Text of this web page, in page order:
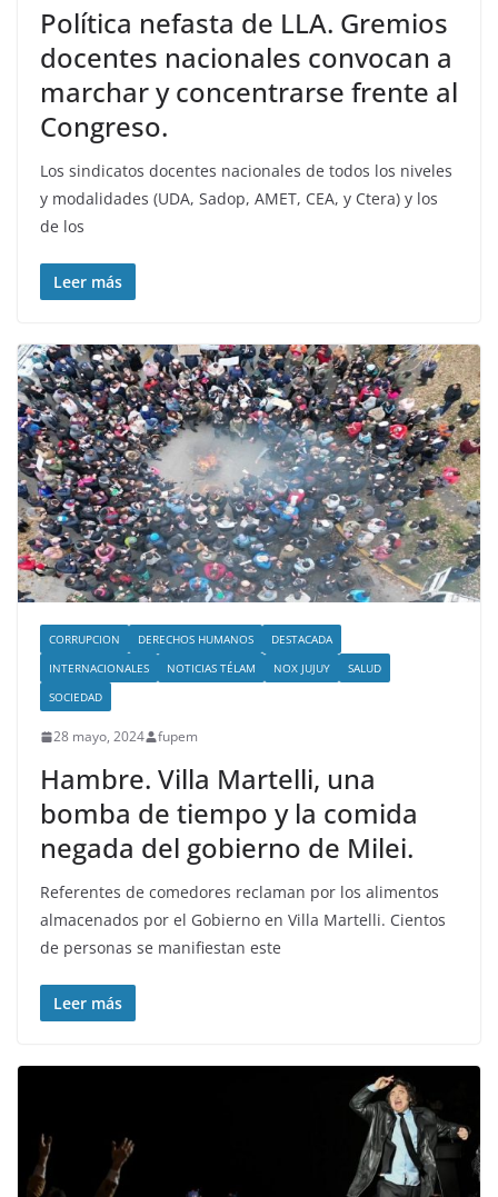
Política nefasta de LLA. Gremios
docentes nacionales convocan a
marchar y concentrarse frente al
Congreso.
Los sindicatos docentes nacionales de todos los niveles
y modalidades (UDA, Sadop, AMET, CEA, y Ctera) y los
de los
Leer más
CORRUPCION DERECHOS HUMANOS
DESTACADA
INTERNACIONALES
NOTICIAS TÉLAM NOX JUJUY
SALUD
SOCIEDAD
28 mayo, 2024 fupem
Hambre. Villa Martelli, una
bomba de tiempo y la comida
negada del gobierno de Milei.
Referentes de comedores reclaman por los alimentos
almacenados por el Gobierno en Villa Martelli. Cientos
de personas se manifiestan este
Leer más